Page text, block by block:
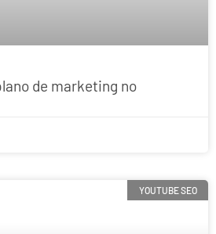
de marketing no
YOUTUBE SEO